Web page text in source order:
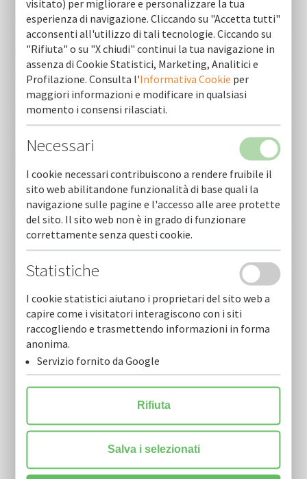
Il tuo credito, la nostra garanzia - cofidi.it, garanzia e
credito per la crescita delle imprese
Sospensione avvisi pubblici finanziati con risorse fesr–
fse+ 2021-2027
Filiere agroalimentari, 40 milioni dal bando regione puglia
– cofidi.it supporta le imprese pugliesi
“gender equality” cofidi.it ha ottenuto la certificazione
sulla parita’ di genere 2022 uni/pdr 125:2022
Nuove iniziative d’impresa - nidi just transition fund
taranto - pn jtf italia 2021-2027 - da cofidi.it supporto e
consulenza
Rapporto stabilità finanziaria banca d'italia - cofidi.it al
fianco delle imprese in una fase complessa
L’assemblea dei soci approva il bilancio 2025.- giuseppe
riccardi confermato presidente per il triennio 2026-2029
Newsletter
Scarica la nostra Newsletter e iscriviti per riceverla via mail.
visitato) per migliorare e personalizzare la tua
esperienza di navigazione. Cliccando su "Accetta tutti"
acconsenti all'utilizzo di tali tecnologie. Ciccando su
"Rifiuta" o su "X chiudi" continui la tua navigazione in
assenza di Cookie Statistici, Marketing, Analitici e
Profilazione. Consulta l'Informativa Cookie per
maggiori informazioni e modificare in qualsiasi
momento i consensi rilasciati.
Necessari
I cookie necessari contribuiscono a rendere fruibile il
sito web abilitandone funzionalità di base quali la
navigazione sulle pagine e l'accesso alle aree protette
del sito. Il sito web non è in grado di funzionare
correttamente senza questi cookie.
Statistiche
I cookie statistici aiutano i proprietari del sito web a
capire come i visitatori interagiscono con i siti
raccogliendo e trasmettendo informazioni in forma
anonima.
Servizio fornito da Google
Rifiuta
Salva i selezionati